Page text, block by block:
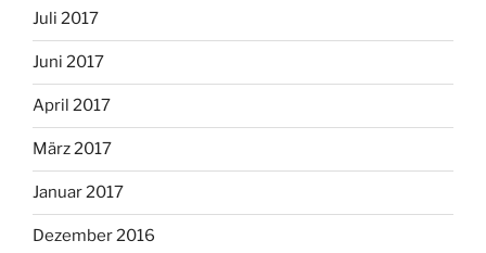
Juli 2017
Juni 2017
April 2017
März 2017
Januar 2017
Dezember 2016